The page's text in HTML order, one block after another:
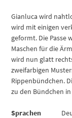
Gianluca wird
wird mit einigen
geformt. Die Passe
Maschen für die
wird nun glatt
zweifarbigen
Rippenbündchen.
zu den Bündchen
Sprachen